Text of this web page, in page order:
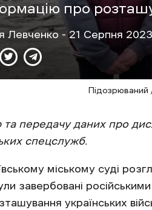
про
Левченко - 21 Cерпня
Підозрюваний
та передачу даних про
спецслужб.
міському суді
завербовані
українських